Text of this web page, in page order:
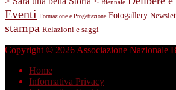
Biennale
Eventi Formazione e Progettazione Fotogallery
stampa Relazioni e saggi
Copyright © 2026 Associazione Nazionale
Home
Informativa Privacy